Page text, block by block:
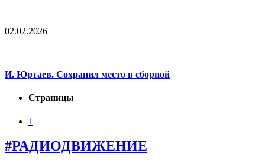
02.02.2026
И. Юртаев. Сохранил место в сборной
Страницы
1
#РАДИОДВИЖЕНИЕ